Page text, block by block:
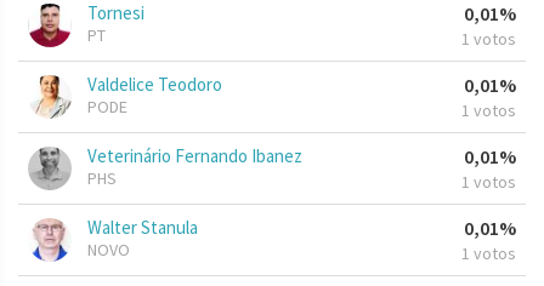
Tornesi
PT
0,01%
1 votos
Valdelice Teodoro
PODE
0,01%
1 votos
Veterinário Fernando Ibanez
PHS
0,01%
1 votos
Walter Stanula
NOVO
0,01%
1 votos